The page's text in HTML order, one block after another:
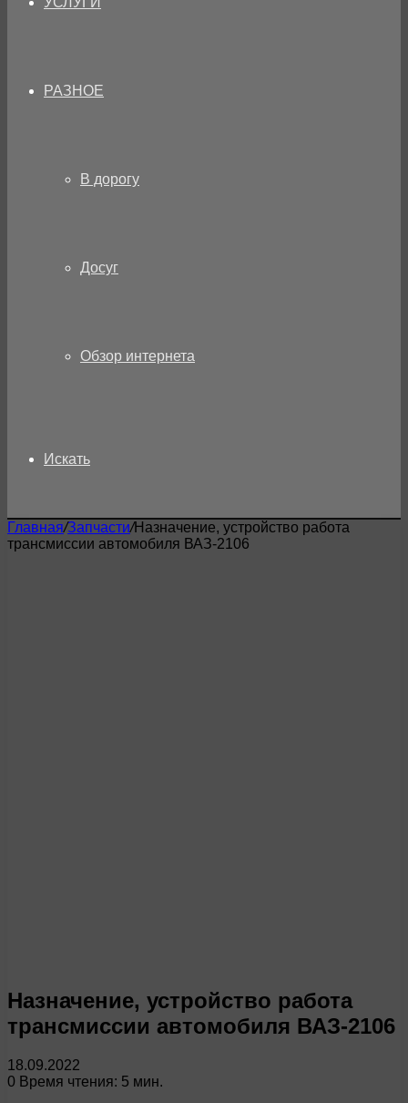
РАЗНОЕ
В дорогу
Досуг
Обзор интернета
Искать
Главная/Запчасти/Назначение, устройство работа
трансмиссии автомобиля ВАЗ-2106
Назначение, устройство работа
трансмиссии автомобиля ВАЗ-2106
18.09.2022
0 Время чтения: 5 мин.